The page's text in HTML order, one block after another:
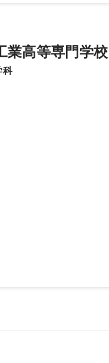
業高等専門学校
科